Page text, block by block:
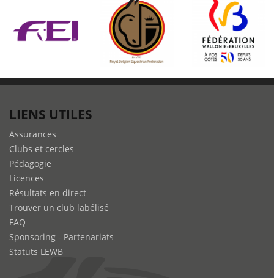
LIENS UTILES
Assurances
Clubs et cercles
Pédagogie
Licences
Résultats en direct
Trouver un club labélisé
FAQ
Sponsoring - Partenariats
Statuts LEWB